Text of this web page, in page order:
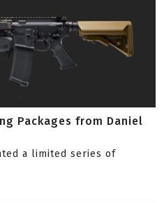
Packages from Daniel
a limited series of